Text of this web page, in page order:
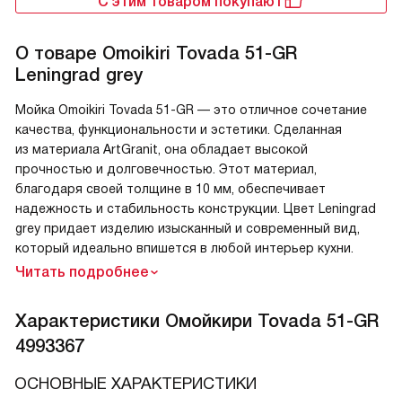
О товаре Omoikiri Tovada 51-GR
Leningrad grey
Мойка Omoikiri Tovada 51-GR — это отличное сочетание
качества, функциональности и эстетики. Сделанная
из материала ArtGranit, она обладает высокой
прочностью и долговечностью. Этот материал,
благодаря своей толщине в 10 мм, обеспечивает
надежность и стабильность конструкции. Цвет Leningrad
grey придает изделию изысканный и современный вид,
который идеально впишется в любой интерьер кухни.
Читать подробнее
Характеристики Омойкири Tovada 51-GR
4993367
ОСНОВНЫЕ ХАРАКТЕРИСТИКИ